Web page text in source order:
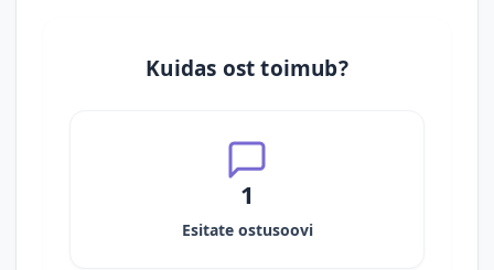
Kuidas ost toimub?
1
Esitate ostusoovi